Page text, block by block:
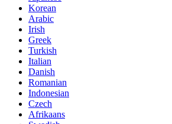
Korean
Arabic
Irish
Greek
Turkish
Italian
Danish
Romanian
Indonesian
Czech
Afrikaans